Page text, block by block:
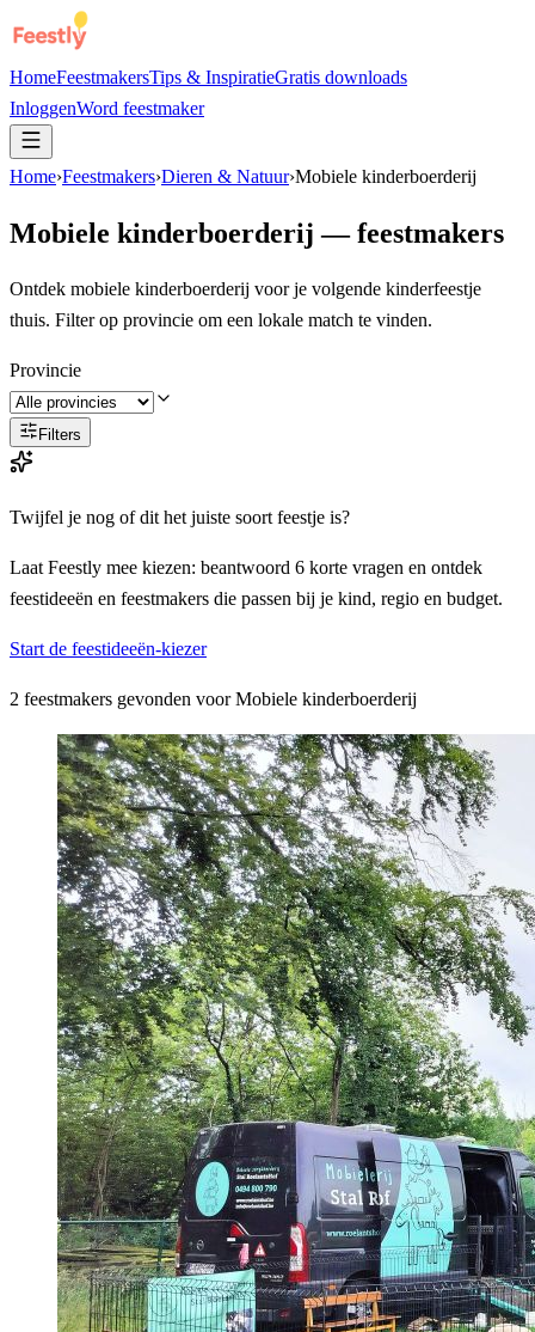
HomeFeestmakersTips & InspiratieGratis downloads
InloggenWord feestmaker
Home›Feestmakers›Dieren & Natuur›Mobiele kinderboerderij
Mobiele kinderboerderij — feestmakers
Ontdek mobiele kinderboerderij voor je volgende kinderfeestje
thuis. Filter op provincie om een lokale match te vinden.
Provincie
Filters
Twijfel je nog of dit het juiste soort feestje is?
Laat Feestly mee kiezen: beantwoord 6 korte vragen en ontdek
feestideeën en feestmakers die passen bij je kind, regio en budget.
Start de feestideeën-kiezer
2 feestmakers gevonden voor Mobiele kinderboerderij